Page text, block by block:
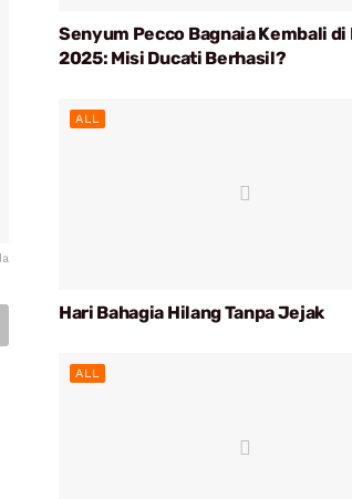
Senyum Pecco Bagnaia Kembali di
2025: Misi Ducati Berhasil?
ALL
Hari Bahagia Hilang Tanpa Jejak
ALL